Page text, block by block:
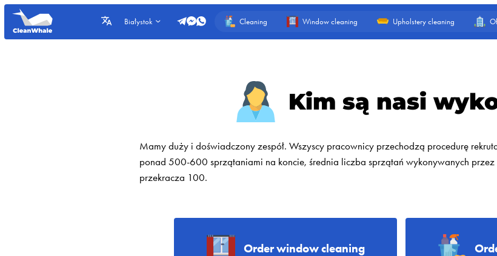
Białystok Cleaning Window cleaning Upholstery cleaning
Kim są nasi
Mamy duży i doświadczony zespół. Wszyscy pracownicy przechodzą procedurę
ponad 500-600 sprzątaniami na koncie, średnia liczba sprzątań wykonywanych
przekracza 100.
Order window cleaning